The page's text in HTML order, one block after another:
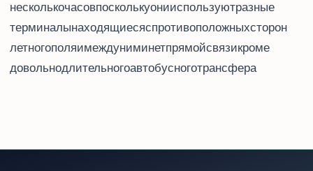
несколько часов, поскольку они используют разные
терминалы, находящиеся с противоположных сторон
летного поля, и между ними нет прямой связи - кроме
довольно длительного автобусного трансфера.